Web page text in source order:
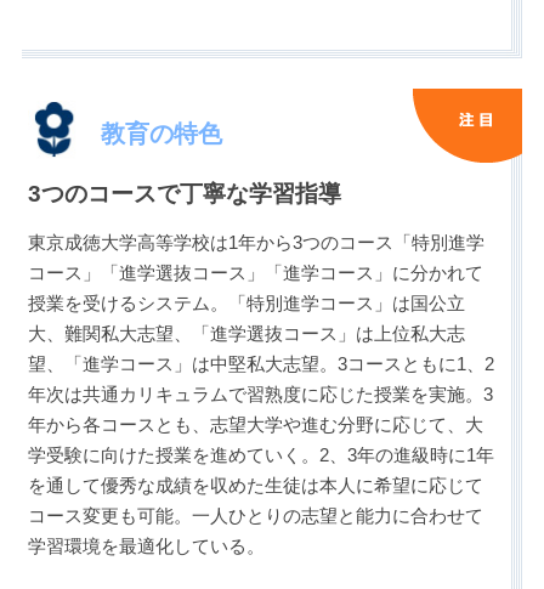
教育の特色
3つのコースで丁寧な学習指導
東京成徳大学高等学校は1年から3つのコース「特別進学
コース」「進学選抜コース」「進学コース」に分かれて
授業を受けるシステム。「特別進学コース」は国公立
大、難関私大志望、「進学選抜コース」は上位私大志
望、「進学コース」は中堅私大志望。3コースともに1、2
年次は共通カリキュラムで習熟度に応じた授業を実施。3
年から各コースとも、志望大学や進む分野に応じて、大
学受験に向けた授業を進めていく。2、3年の進級時に1年
を通して優秀な成績を収めた生徒は本人に希望に応じて
コース変更も可能。一人ひとりの志望と能力に合わせて
学習環境を最適化している。